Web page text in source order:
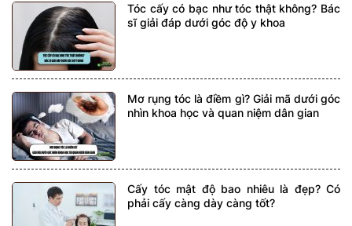
Tóc cấy có bạc như tóc thật không? Bác
sĩ giải đáp dưới góc độ y khoa
Mơ rụng tóc là điềm gì? Giải mã dưới góc
nhìn khoa học và quan niệm dân gian
Cấy tóc mật độ bao nhiêu là đẹp? Có
phải cấy càng dày càng tốt?